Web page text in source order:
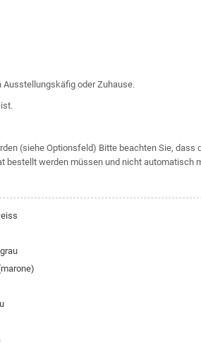
oder Zuhause.
(siehe Optionsfeld) Bitte beachten Sie, dass
bestellt werden müssen und nicht automatisch